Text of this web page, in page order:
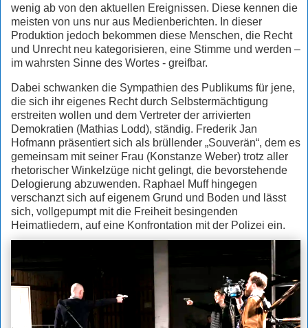
wenig ab von den aktuellen Ereignissen. Diese kennen die
meisten von uns nur aus Medienberichten. In dieser
Produktion jedoch bekommen diese Menschen, die Recht
und Unrecht neu kategorisieren, eine Stimme und werden –
im wahrsten Sinne des Wortes - greifbar.
Dabei schwanken die Sympathien des Publikums für jene,
die sich ihr eigenes Recht durch Selbstermächtigung
erstreiten wollen und dem Vertreter der arrivierten
Demokratien (Mathias Lodd), ständig. Frederik Jan
Hofmann präsentiert sich als brüllender „Souverän“, dem es
gemeinsam mit seiner Frau (Konstanze Weber) trotz aller
rhetorischer Winkelzüge nicht gelingt, die bevorstehende
Delogierung abzuwenden. Raphael Muff hingegen
verschanzt sich auf eigenem Grund und Boden und lässt
sich, vollgepumpt mit die Freiheit besingenden
Heimatliedern, auf eine Konfrontation mit der Polizei ein.